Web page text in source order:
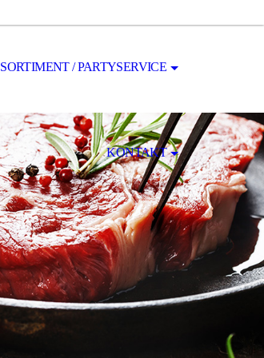
SORTIMENT / PARTYSERVICE
KONTAKT